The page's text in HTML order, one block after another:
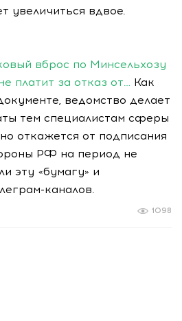
увеличиться вдвое.
вброс по Минсельхозу
платит за отказ от… Как
ведомство делает
тем специалистам сферы
откажется от подписания
РФ на период не
эту «бумагу» и
каналов.
1098